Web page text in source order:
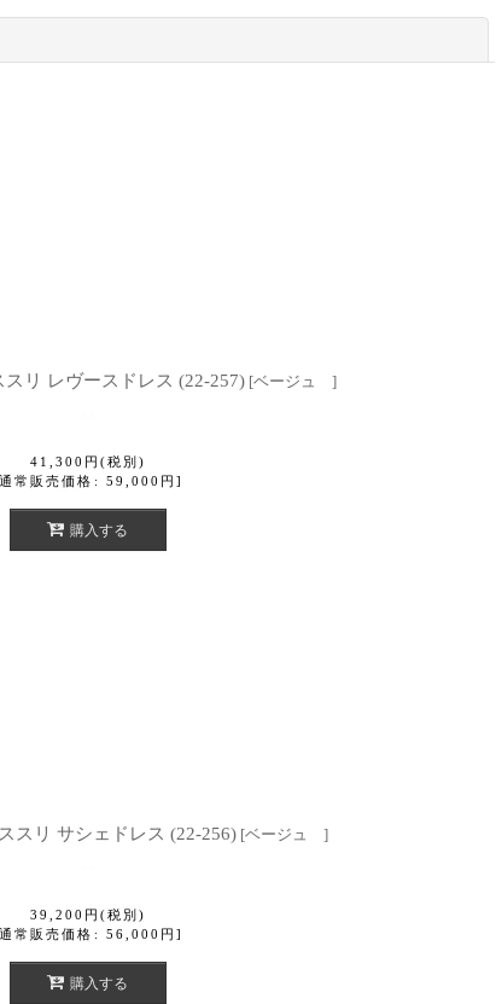
スリ レヴースドレス (22-257) [ベージュ ]
41,300 円 (税別)
通常販売価格 : 59,000 円 ]
購入する
スリ サシェドレス (22-256) [ベージュ ]
39,200 円 (税別)
通常販売価格 : 56,000 円 ]
購入する